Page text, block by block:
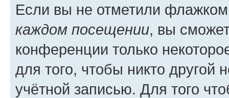
Если вы не отметили
каждом посещении, вы
конференции только
для того, чтобы никто другой
учётной записью. Для того